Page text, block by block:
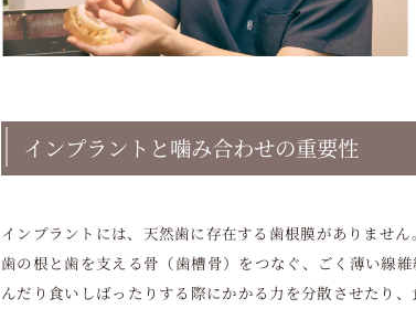
インプラントと噛み合わせの重要性
インプラントには、天然歯に存在する歯根膜がありません
歯の根と歯を支える骨（歯槽骨）をつなぐ、ごく薄い線
んだり食いしばったりする際にかかる力を分散させたり、